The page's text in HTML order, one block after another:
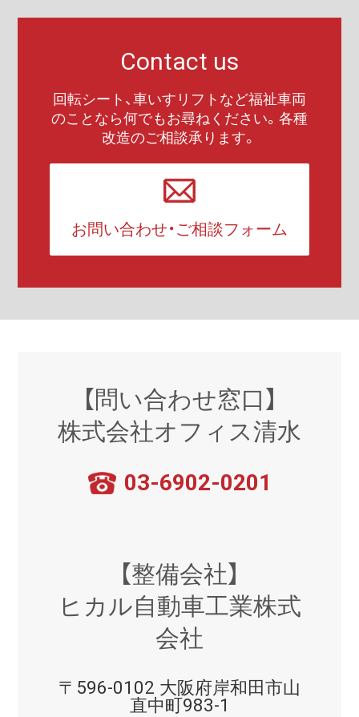
Contact us
回転シート、車いすリフトなど福祉車両
のことなら何でもお尋ねください。各種
改造のご相談承ります。
お問い合わせ・ご相談フォーム
【問い合わせ窓口】
株式会社オフィス清水
03-6902-0201
【整備会社】
ヒカル自動車工業株式
会社
〒596-0102 大阪府岸和田市山
直中町983-1